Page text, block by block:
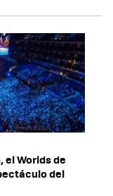
el Worlds de
del